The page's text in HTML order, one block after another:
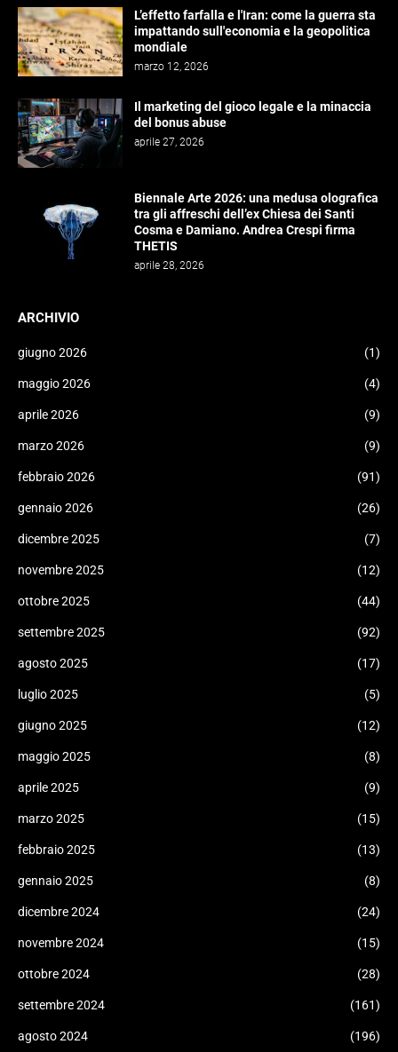
L’effetto farfalla e l'Iran: come la guerra sta
impattando sull'economia e la geopolitica
mondiale
marzo 12, 2026
Il marketing del gioco legale e la minaccia
del bonus abuse
aprile 27, 2026
Biennale Arte 2026: una medusa olografica
tra gli affreschi dell’ex Chiesa dei Santi
Cosma e Damiano. Andrea Crespi firma
THETIS
aprile 28, 2026
ARCHIVIO
giugno 2026 (1)
maggio 2026 (4)
aprile 2026 (9)
marzo 2026 (9)
febbraio 2026 (91)
gennaio 2026 (26)
dicembre 2025 (7)
novembre 2025 (12)
ottobre 2025 (44)
settembre 2025 (92)
agosto 2025 (17)
luglio 2025 (5)
giugno 2025 (12)
maggio 2025 (8)
aprile 2025 (9)
marzo 2025 (15)
febbraio 2025 (13)
gennaio 2025 (8)
dicembre 2024 (24)
novembre 2024 (15)
ottobre 2024 (28)
settembre 2024 (161)
agosto 2024 (196)